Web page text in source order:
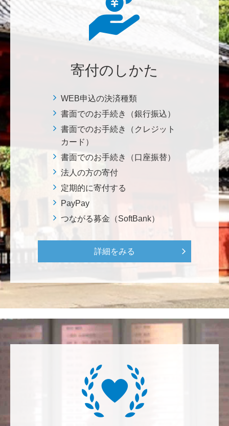
す。募金することにより、私自身も参加しているよう
プロジェクト>
株式会社Ｌｅｇａｌｓｃａｐｅ
当社は、IS・CSで学んだ知見を法領域に応用するとこ
ろから始まりました。この社会でますますコンピュー
タ科学の力が発揮されるよう祈念して、支援いたしま
す。 <コンピュータサイエンス教育支援基金>
世界に貢献を！
田畑 和樹
対校戦勝利、インカレ優勝目指して頑張ってくださ
い！ <漕艇部>
自身の高齢化とともに、障害のある方の苦労がよく理
解できるようになりました。パンフに出ている「重た
いドアの自動ドア化あるいは開閉しやすい折り戸化」
をはじめとして、身近なことでやらなければならない
寄付のしかた
WEB申込の決済種類
書面でのお手続き（銀行振込）
書面でのお手続き（クレジット
カード）
書面でのお手続き（口座振替）
法人の方の寄付
定期的に寄付する
PayPay
つながる募金（SoftBank）
詳細をみる